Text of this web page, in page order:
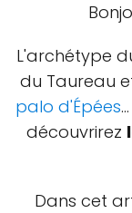
L'archétype
du Taureau
palo d'Épées
découvrirez
Dans cet